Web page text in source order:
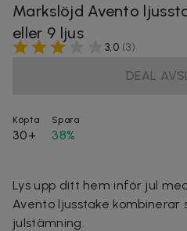
Markslöjd Avento
eller 9 ljus
3,0 (3)
DEAL
Köpta
30+
Spara
38%
Lys upp ditt hem inför jul
Avento ljusstake
julstämning.